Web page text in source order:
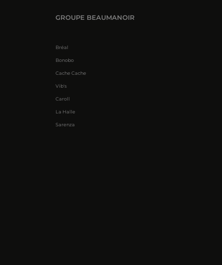
GROUPE BEAUMANOIR
Bréal
Bonobo
Cache Cache
Vib's
Caroll
La Halle
Sarenza